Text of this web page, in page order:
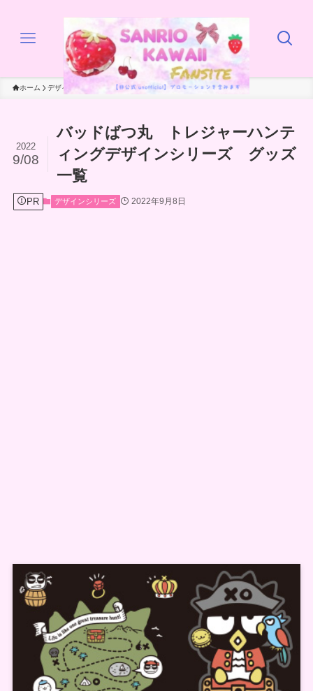
ホーム デザインシリーズ
バッドばつ丸 トレジャーハンテ
ィングデザインシリーズ グッズ
一覧
2022
9/08
PR デザインシリーズ 2022年9月8日